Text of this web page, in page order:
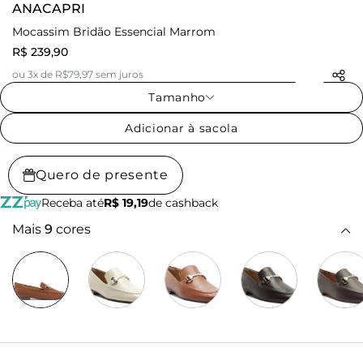
ANACAPRI
Mocassim Bridão Essencial Marrom
R$ 239,90
ou 3x de R$79,97 sem juros
Tamanho
Adicionar à sacola
Quero de presente
Receba atéR$ 19,19de cashback
Mais 9 cores